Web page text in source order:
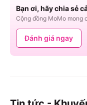
Bạn ơi, hãy chia sẻ
Cộng đồng MoMo mong
Đánh giá ngay